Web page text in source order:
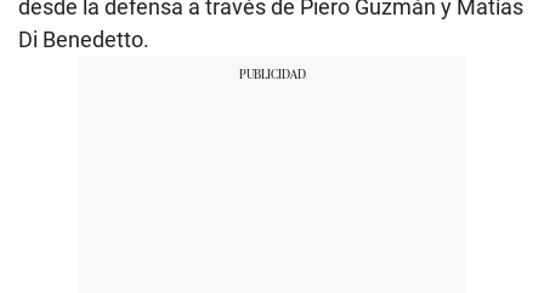
desde la defensa a través de Piero Guzmán y Matías
Di Benedetto.